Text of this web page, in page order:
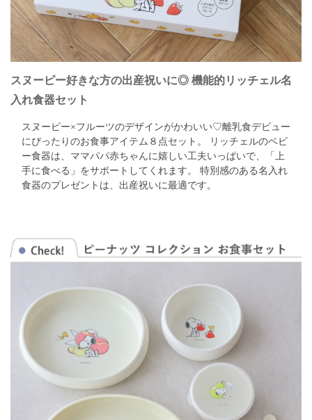
スヌーピー好きな方の出産祝いに◎ 機能的リッチェル名
入れ食器セット
スヌーピー×フルーツのデザインがかわいい♡離乳食デビュー
にぴったりのお食事アイテム８点セット。
リッチェルのベビ
ー食器は、ママパパ赤ちゃんに嬉しい工夫いっぱいで、「上
手に食べる」をサポートしてくれます。
特別感のある名入れ
食器のプレゼントは、出産祝いに最適です。